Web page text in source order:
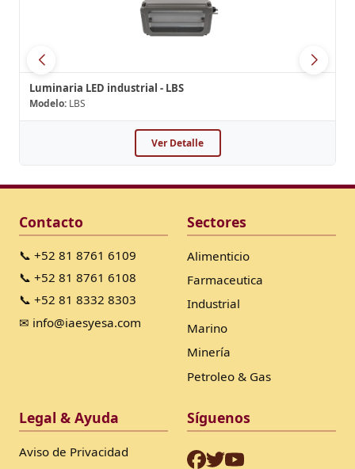
Luminaria LED industrial - LBS
Modelo: LBS
Ver Detalle
Contacto
📞 +52 81 8761 6109
📞 +52 81 8761 6108
📞 +52 81 8332 8303
✉ info@iaesyesa.com
Sectores
Alimenticio
Farmaceutica
Industrial
Marino
Minería
Petroleo & Gas
Legal & Ayuda
Aviso de Privacidad
Síguenos